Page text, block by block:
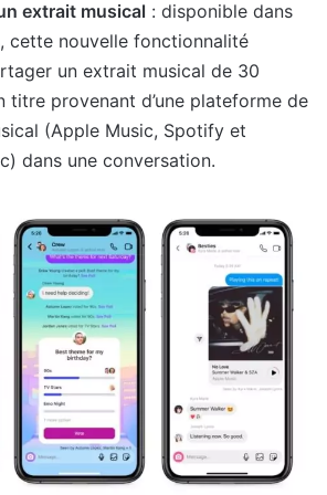
extrait musical : disponible dans
cette nouvelle fonctionnalité
un extrait musical de 30
titre provenant d’une plateforme de
(Apple Music, Spotify et
dans une conversation.